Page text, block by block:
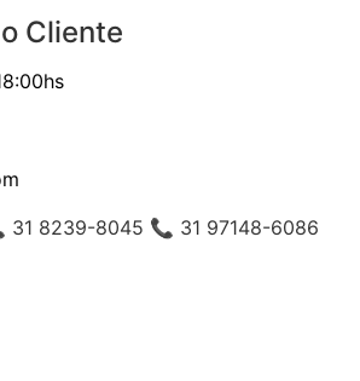
Cliente
8239-8045 📞 31 97148-6086